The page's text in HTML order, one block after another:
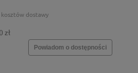
kosztów dostawy
zł
Powiadom o dostępności